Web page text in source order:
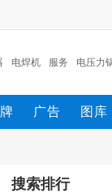
电焊机 服务 电压力
装 服装打包机 服务/
广告 图库
搜索排行